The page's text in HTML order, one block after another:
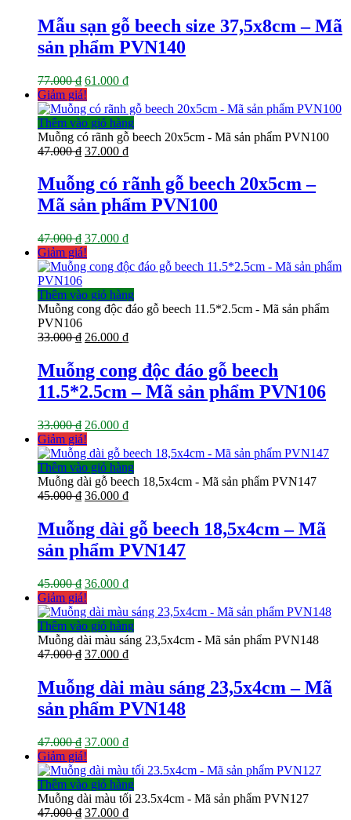
77.000 ₫.
tại
là:
61.000 ₫.
Mẫu sạn gỗ beech size 37,5x8cm – Mã
sản phẩm PVN140
77.000₫ Giá
gốc
là:
77.000 ₫.
61.000 ₫Giá
tại
là:
61.000 ₫.
Giảm giá!
Thêm vào giỏ hàng
Muỗng có rãnh gỗ beech 20x5cm - Mã sản phẩm PVN100
47.000₫ Giá
là:
47.000 ₫.
37.000 ₫Giá
tại
là:
37.000 ₫.
Muỗng có rãnh gỗ beech 20x5cm –
Mã sản phẩm PVN100
47.000₫ Giá
gốc
là:
37.000 ₫Giá
tại
37.000 ₫.
Giảm giá!
Thêm vào giỏ hàng
Muỗng cong độc đáo gỗ beech 11.5*2.5cm - Mã sản phẩm
PVN106
33.000₫ Giá
là:
33.000 ₫.
26.000 ₫Giá
tại
là:
26.000 ₫.
Muỗng cong độc đáo gỗ beech
11.5*2.5cm – Mã sản phẩm PVN106
33.000₫ Giá
gốc
là:
33.000 ₫.
26.000 ₫Giá
tại
là:
26.000 ₫.
Giảm giá!
Thêm vào giỏ hàng
Muỗng dài gỗ beech 18,5x4cm - Mã sản phẩm PVN147
45.000₫ Giá
là:
45.000 ₫.
36.000 ₫Giá
tại
là:
36.000 ₫.
Muỗng dài gỗ beech 18,5x4cm – Mã
sản phẩm PVN147
45.000₫ Giá
gốc
là:
45.000 ₫.
36.000 ₫Giá
tại
là:
36.000 ₫.
Giảm giá!
Thêm vào giỏ hàng
Muỗng dài màu sáng 23,5x4cm - Mã sản phẩm PVN148
47.000₫ Giá
là:
47.000 ₫.
37.000 ₫Giá
là:
37.000 ₫.
Muỗng dài màu sáng 23,5x4cm – Mã
sản phẩm PVN148
47.000₫ Giá
gốc
là:
47.000 ₫.
37.000 ₫Giá
tại
là:
37.000 ₫.
Giảm giá!
Thêm vào giỏ hàng
Muỗng dài màu tối 23.5x4cm - Mã sản phẩm PVN127
47.000₫ Giá
37.000 ₫Giá